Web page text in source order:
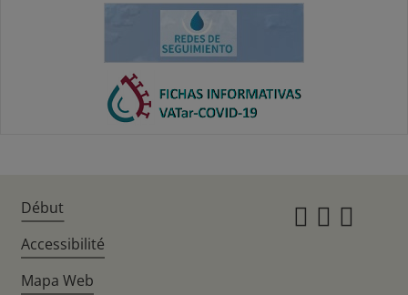
Début
Accessibilité
Mapa Web